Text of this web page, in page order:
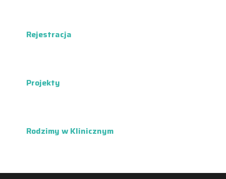
Rejestracja
Projekty
Rodzimy w Klinicznym